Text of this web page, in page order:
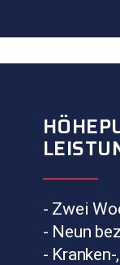
- Zwei
- Neun
-